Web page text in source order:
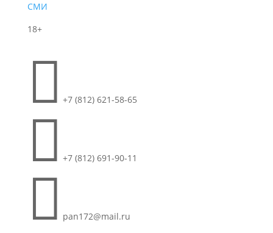
СМИ
18+
 +7 (812) 621-58-65
 +7 (812) 691-90-11
 pan172@mail.ru